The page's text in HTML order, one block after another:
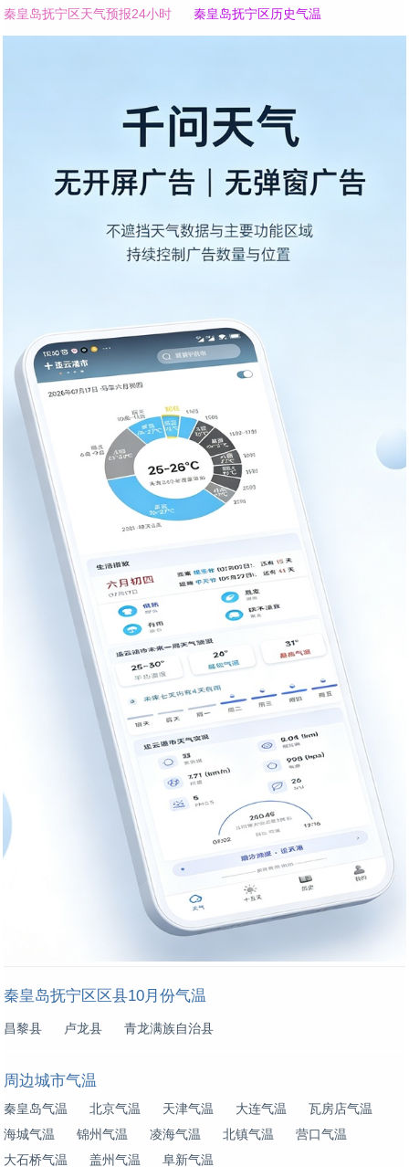
秦皇岛抚宁区天气预报24小时 秦皇岛抚宁区历史气温
秦皇岛抚宁区区县10月份气温
昌黎县 卢龙县 青龙满族自治县
周边城市气温
秦皇岛气温 北京气温 天津气温 大连气温
瓦房店气温
海城气温
锦州气温 凌海气温 北镇气温
营口气温
大石桥气温
盖州气温 阜新气温